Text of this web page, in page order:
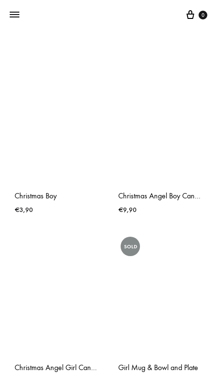
0
Christmas Boy
€3,90
Christmas Angel Boy Candle Holder
€9,90
Christmas Angel Girl Candle Holder
SOLD
Girl Mug & Bowl and Plate